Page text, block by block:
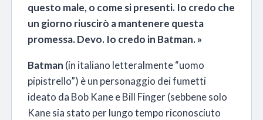
questo male, o come si presenti. Io credo che
un giorno riuscirò a mantenere questa
promessa. Devo. Io credo in Batman. »
Batman (in italiano letteralmente “uomo
pipistrello”) è un personaggio dei fumetti
ideato da Bob Kane e Bill Finger(sebbene solo
Kane sia stato per lungo tempo riconosciuto